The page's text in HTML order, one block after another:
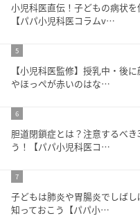
小児科医直伝！子どもの病状
【パパ小児科医コラムv…
5
【小児科医監修】授乳中・後
やほっぺが赤いのはな…
6
胆道閉鎖症とは？注意するべ
う！【パパ小児科医コ…
7
子どもは肺炎や胃腸炎でしば
知っておこう【パパ小…